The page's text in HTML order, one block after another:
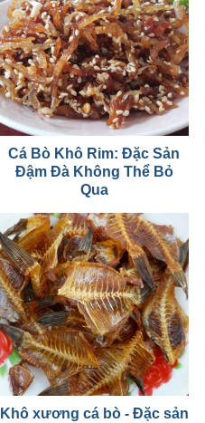
Cá Bò Khô Rim: Đặc Sản
Đậm Đà Không Thể Bỏ
Qua
Khô xương cá bò - Đặc sản